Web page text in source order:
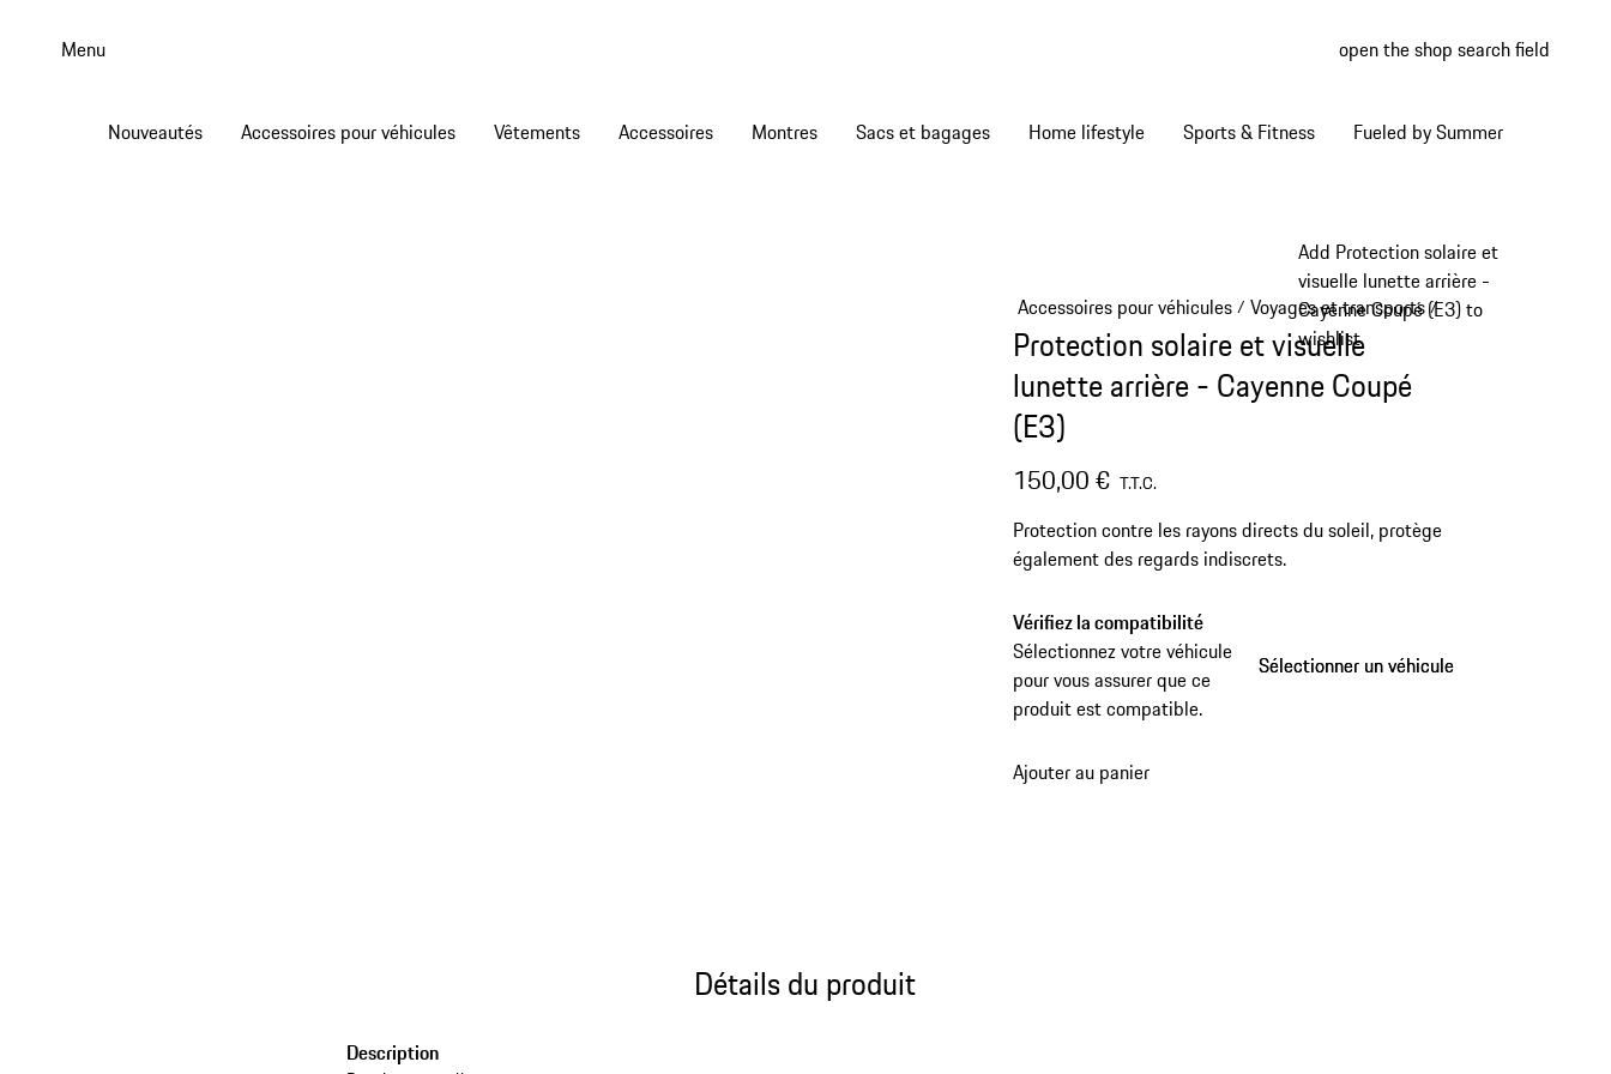
Menu open the shop search field
Nouveautés Accessoires pour véhicules Vêtements Accessoires Montres Sacs et bagages Home lifestyle Sports & Fitness Fueled by Summer
Add Protection solaire et
visuelle lunette arrière -
Cayenne Coupé (E3) to
wishlist
Accessoires pour véhicules/ Voyages et transports/
Protection solaire et visuelle
lunette arrière - Cayenne Coupé
(E3)
150,00 € T.T.C.
Protection contre les rayons directs du soleil, protège
également des regards indiscrets.
Vérifiez la compatibilité
Sélectionnez votre véhicule
pour vous assurer que ce
produit est compatible.
Sélectionner un véhicule
Sélectionner un véhicule
Ajouter au panier
Détails du produit
Description